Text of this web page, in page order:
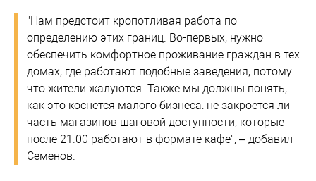
"Нам предстоит кропотливая работа по
определению этих границ. Во-первых, нужно
обеспечить комфортное проживание граждан в тех
домах, где работают подобные заведения, потому
что жители жалуются. Также мы должны понять,
как это коснется малого бизнеса: не закроется ли
часть магазинов шаговой доступности, которые
после 21.00 работают в формате кафе", – добавил
Семенов.